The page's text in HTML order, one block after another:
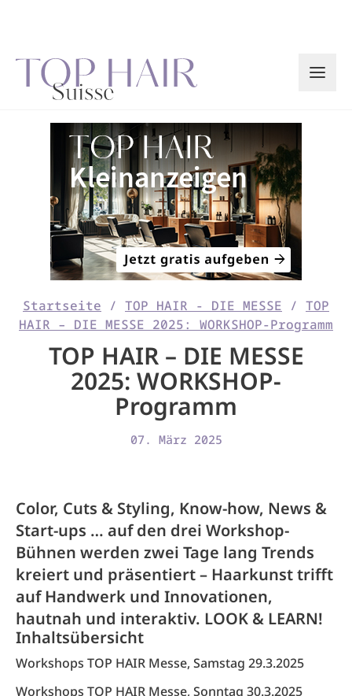
Startseite / TOP HAIR - DIE MESSE / TOP
HAIR – DIE MESSE 2025: WORKSHOP-Programm
TOP HAIR – DIE MESSE
2025: WORKSHOP-
Programm
07. März 2025
Color, Cuts & Styling, Know-how, News &
Start-ups … auf den drei Workshop-
Bühnen werden zwei Tage lang Trends
kreiert und präsentiert – Haarkunst trifft
auf Handwerk und Innovationen,
hautnah und interaktiv. LOOK & LEARN!
Inhaltsübersicht
Workshops TOP HAIR Messe, Samstag 29.3.2025
Workshops TOP HAIR Messe, Sonntag 30.3.2025